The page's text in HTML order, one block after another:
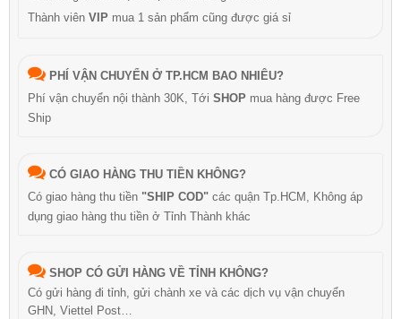
Thành viên VIP mua 1 sản phẩm cũng được giá sỉ
PHÍ VẬN CHUYỂN Ở TP.HCM BAO NHIÊU?
Phí vận chuyển nội thành 30K, Tới SHOP mua hàng được Free
Ship
CÓ GIAO HÀNG THU TIỀN KHÔNG?
Có giao hàng thu tiền "SHIP COD" các quận Tp.HCM, Không áp
dụng giao hàng thu tiền ở Tỉnh Thành khác
SHOP CÓ GỬI HÀNG VỀ TỈNH KHÔNG?
Có gửi hàng đi tỉnh, gửi chành xe và các dịch vụ vận chuyển
GHN, Viettel Post…